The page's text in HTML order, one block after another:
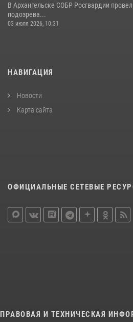
В Архангельске СОБР Росгвардии
подозрева...
03 июля 2026, 10:31
НАВИГАЦИЯ
Новости
Карта сайта
ОФИЦИАЛЬНЫЕ СЕТЕВЫЕ
ПРАВОВАЯ И ТЕХНИЧЕСКАЯ